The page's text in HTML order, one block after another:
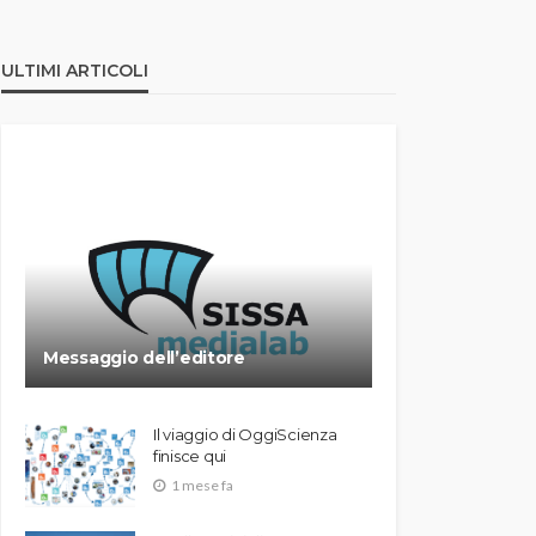
ULTIMI ARTICOLI
Messaggio dell’editore
Il viaggio di OggiScienza
finisce qui
1 mese fa